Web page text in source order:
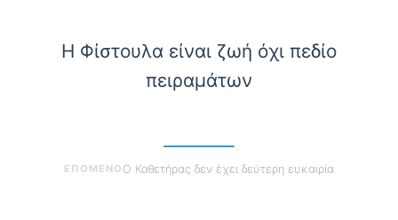
Η Φίστουλα είναι ζωή όχι πεδίο
πειραμάτων
ΕΠΟΜΕΝΟ Ο Καθετήρας δεν έχει δεύτερη ευκαιρία